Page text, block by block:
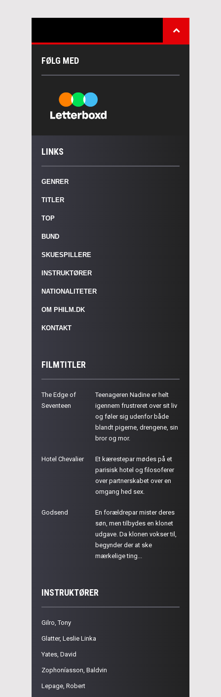
FØLG MED
LINKS
GENRER
TITLER
TOP
BUND
SKUESPILLERE
INSTRUKTØRER
NATIONALITETER
OM PHILM.DK
KONTAKT
FILMTITLER
The Edge of
Seventeen
Teenageren Nadine er helt
igennem frustreret over sit liv
og føler sig udenfor både
blandt pigerne, drengene, sin
bror og mor.
Hotel Chevalier
Et kærestepar mødes på et
parisisk hotel og filosoferer
over partnerskabet over en
omgang hed sex.
Godsend
En forældrepar mister deres
søn, men tilbydes en klonet
udgave. Da klonen vokser til,
begynder der at ske
mærkelige ting...
INSTRUKTØRER
Gilro, Tony
Glatter, Leslie Linka
Yates, David
Zophoníasson, Baldvin
Lepage, Robert